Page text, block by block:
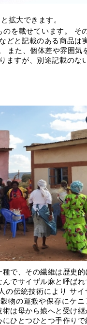
拡大できます。
を載せています。 そ
どと記載のある商品は
また、個体差や雰囲気
ますが、別途記載のな
で、その繊維は歴史
でサイザル麻と呼ば
の伝統技術により サイ
物の運搬や保存にケニ
は母から娘へと受け
ひとつひとつ手作り